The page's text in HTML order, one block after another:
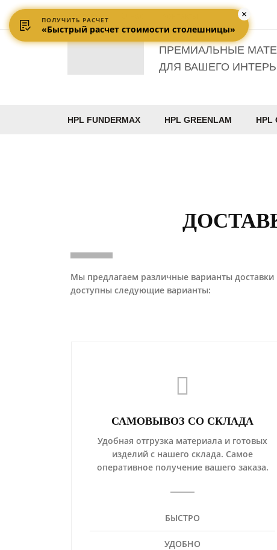
Доставка
ПРЕМИАЛЬНЫЕ
ДЛЯ ВАШЕГО
HPL FUNDERMAX HPL GREENLAM HPL
Мы предлагаем различные варианты
доступны следующие варианты:
САМОВЫВОЗ СО СКЛАДА
Удобная отгрузка материала и готовых
изделий с нашего склада. Самое
оперативное получение вашего заказа.
БЫСТРО
УДОБНО
ПОЛУЧИТЬ РАСЧЕТ
«Быстрый расчет стоимости столешницы»